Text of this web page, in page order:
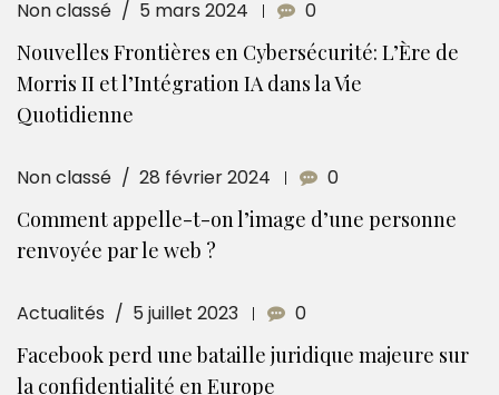
Non classé 5 mars 2024 0
Nouvelles Frontières en Cybersécurité: L’Ère de
Morris II et l’Intégration IA dans la Vie
Quotidienne
Non classé 28 février 2024 0
Comment appelle-t-on l’image d’une personne
renvoyée par le web ?
Actualités 5 juillet 2023 0
Facebook perd une bataille juridique majeure sur
la confidentialité en Europe